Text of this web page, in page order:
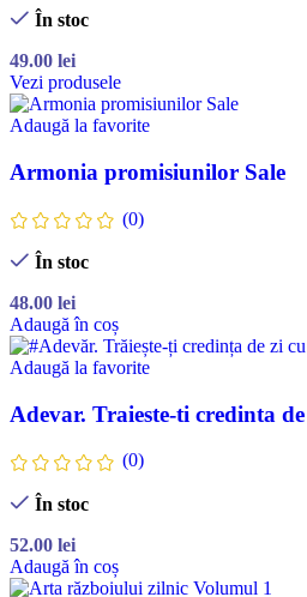
În stoc
49.00 lei
Vezi produsele
Adaugă la favorite
Armonia promisiunilor Sale
(0)
În stoc
48.00 lei
Adaugă în coș
Adaugă la favorite
Adevar. Traieste-ti credinta
(0)
În stoc
52.00 lei
Adaugă în coș